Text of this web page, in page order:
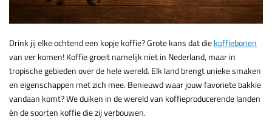
Drink jij elke ochtend een kopje koffie? Grote kans dat diekoffiebonen
van ver komen! Koffie groeit namelijk niet in Nederland, maar in
tropische gebieden over de hele wereld. Elk land brengt unieke smaken
en eigenschappen met zich mee. Benieuwd waar jouw favoriete bakkie
vandaan komt? We duiken in de wereld van koffieproducerende landen
én de soorten koffie die zij verbouwen.